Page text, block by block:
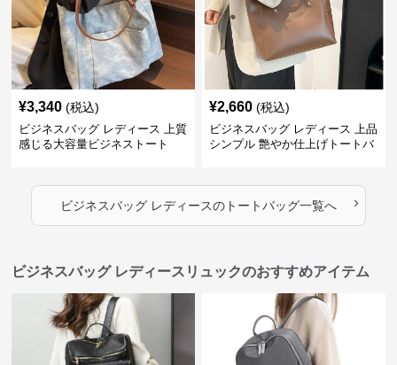
¥3,340 (税込)
ビジネスバッグ レディース 上質
感じる大容量ビジネストート
¥2,660 (税込)
ビジネスバッグ レディース 上品
シンプル 艶やか仕上げトートバ
ビジネスバッグ レディースのトートバッグ一覧へ ›
ビジネスバッグ レディースリュックのおすすめアイテム